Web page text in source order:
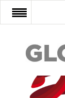
FŐOLDAL
AFRIKA